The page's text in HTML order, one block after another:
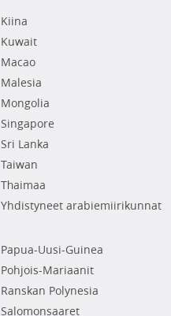
Kiina
Kuwait
Macao
Malesia
Mongolia
Singapore
Sri Lanka
Taiwan
Thaimaa
Yhdistyneet arabiemiirikunnat
Papua-Uusi-Guinea
Pohjois-Mariaanit
Ranskan Polynesia
Salomonsaaret